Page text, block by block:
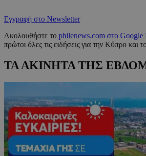
Εγγραφή στο Newsletter
Ακολουθήστε το philenews.com στο Google
πρώτοι όλες τις ειδήσεις για την Κύπρο και
ΤΑ ΑΚΙΝΗΤΑ ΤΗΣ